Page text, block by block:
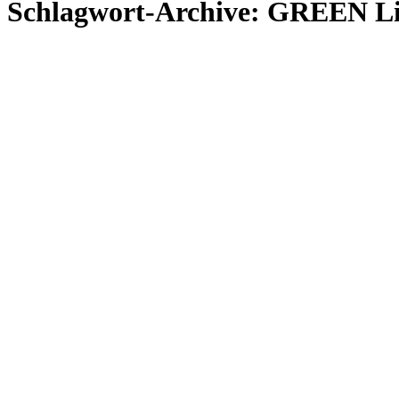
Schlagwort-Archive: GREEN